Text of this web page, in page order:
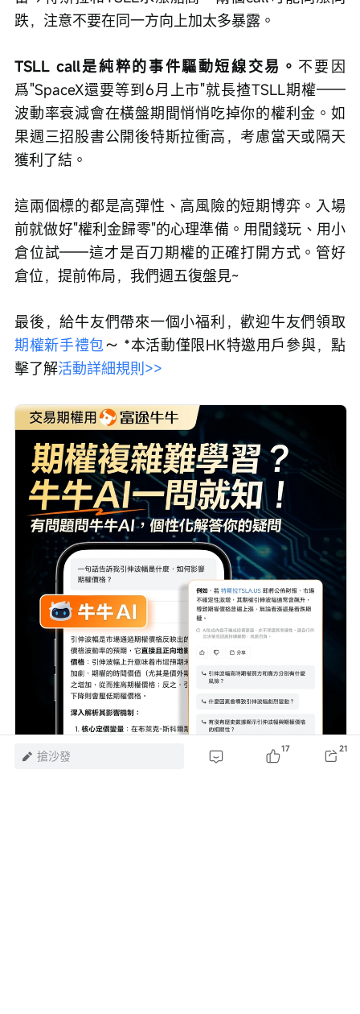
跌，注意不要在同一方向上加太多暴露。
TSLL call是純粹的事件驅動短線交易。 不要因
爲"SpaceX還要等到6月上市"就長揸TSLL期權——
波動率衰減會在橫盤期間悄悄吃掉你的權利金。如
果週三招股書公開後特斯拉衝高，考慮當天或隔天
獲利了結。
這兩個標的都是高彈性、高風險的短期博弈。入場
前就做好"權利金歸零"的心理準備。用閒錢玩、用小
倉位試——這才是百刀期權的正確打開方式。管好
倉位，提前佈局，我們週五復盤見~
最後，給牛友們帶來一個小福利，歡迎牛友們領取
期權新手禮包～ *本活動僅限HK特邀用戶參與，點
擊了解活動詳細規則>>
搶沙發 17 21